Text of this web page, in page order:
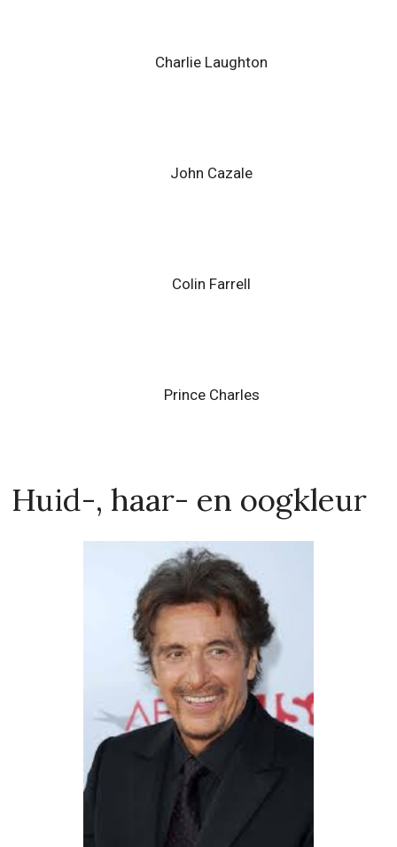
Charlie Laughton
John Cazale
Colin Farrell
Prince Charles
Huid-, haar- en oogkleur